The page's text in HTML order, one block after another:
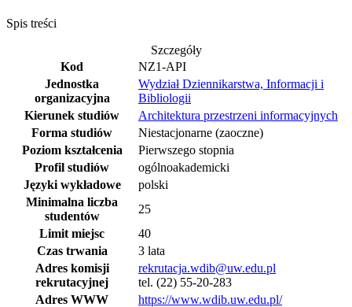
Spis treści
Szczegóły
Kod
NZ1-API
Jednostka
organizacyjna
Wydział Dziennikarstwa, Informacji i
Bibliologii
Kierunek studiów
Architektura przestrzeni informacyjnych
Forma studiów
Niestacjonarne (zaoczne)
Poziom kształcenia
Pierwszego stopnia
Profil studiów
ogólnoakademicki
Języki wykładowe
polski
Minimalna liczba
studentów
25
Limit miejsc
40
Czas trwania
3 lata
Adres komisji
rekrutacyjnej
rekrutacja.wdib@uw.edu.pl
tel. (22) 55-20-283
Adres WWW
https://www.wdib.uw.edu.pl/